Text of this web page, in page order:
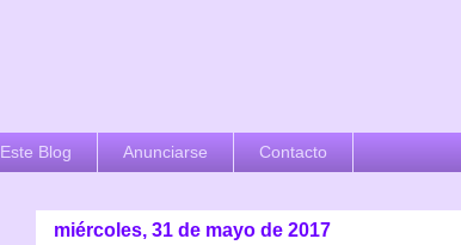
Este Blog Anunciarse Contacto
miércoles, 31 de mayo de 2017